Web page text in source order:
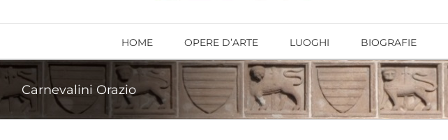
HOME OPERE D’ARTE LUOGHI BIOGRAFIE
Carnevalini Orazio